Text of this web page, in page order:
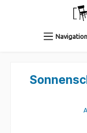
Navigation